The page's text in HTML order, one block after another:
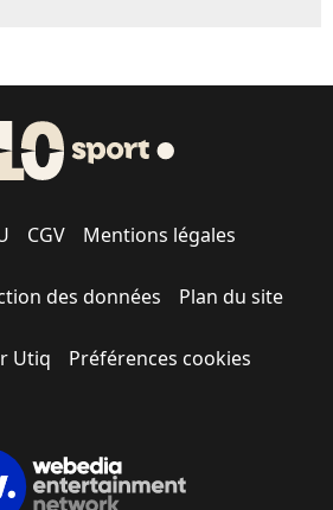
CGV Mentions légales
des données Plan du site
Utiq Préférences cookies